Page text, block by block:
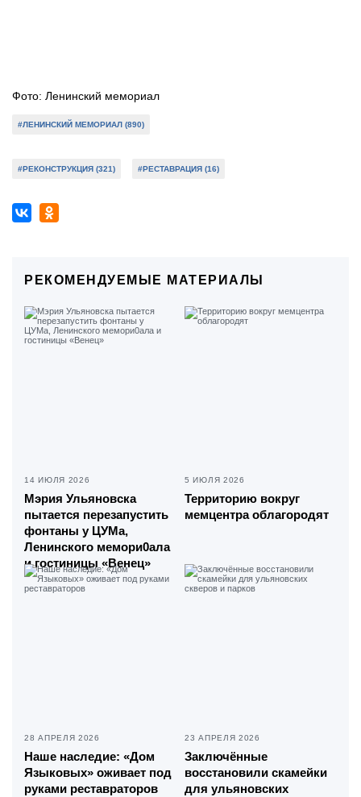
Фото: Ленинский мемориал
#ЛЕНИНСКИЙ МЕМОРИАЛ (890)
#РЕКОНСТРУКЦИЯ (321) #РЕСТАВРАЦИЯ (16)
РЕКОМЕНДУЕМЫЕ МАТЕРИАЛЫ
14 ИЮЛЯ 2026
Мэрия Ульяновска
пытается перезапустить
фонтаны у ЦУМа,
Ленинского мемори0ала
и гостиницы «Венец»
5 ИЮЛЯ 2026
Территорию вокруг
мемцентра облагородят
28 АПРЕЛЯ 2026
Наше наследие: «Дом
Языковых» оживает под
руками реставраторов
23 АПРЕЛЯ 2026
Заключённые
восстановили скамейки
для ульяновских